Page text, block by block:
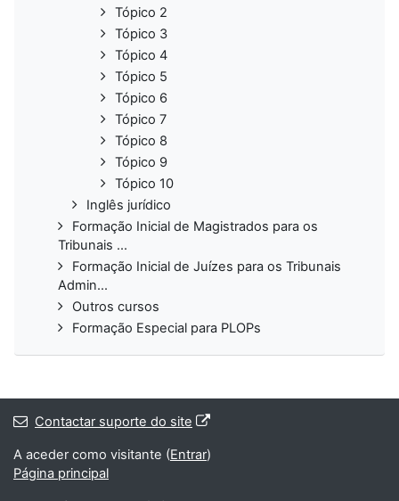
Tópico 2
Tópico 3
Tópico 4
Tópico 5
Tópico 6
Tópico 7
Tópico 8
Tópico 9
Tópico 10
Inglês jurídico
Formação Inicial de Magistrados para os
Tribunais ...
Formação Inicial de Juízes para os Tribunais
Admin...
Outros cursos
Formação Especial para PLOPs
Contactar suporte do site
A aceder como visitante (Entrar)
Página principal